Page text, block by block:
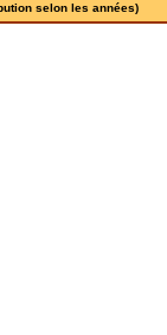
selon les années)